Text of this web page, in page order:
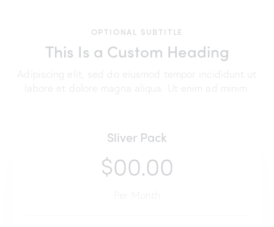
OPTIONAL SUBTITLE
This Is a Custom Heading
Adipiscing elit, sed do eiusmod tempor incididunt ut
labore et dolore magna aliqua. Ut enim ad minim.
Sliver Pack
$00.00